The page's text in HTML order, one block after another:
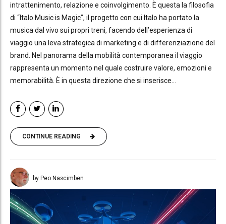
intrattenimento, relazione e coinvolgimento. È questa la filosofia
di “Italo Music is Magic”, il progetto con cui Italo ha portato la
musica dal vivo sui propri treni, facendo dell’esperienza di
viaggio una leva strategica di marketing e di differenziazione del
brand. Nel panorama della mobilità contemporanea il viaggio
rappresenta un momento nel quale costruire valore, emozioni e
memorabilità. È in questa direzione che si inserisce...
CONTINUE READING
by Peo Nascimben